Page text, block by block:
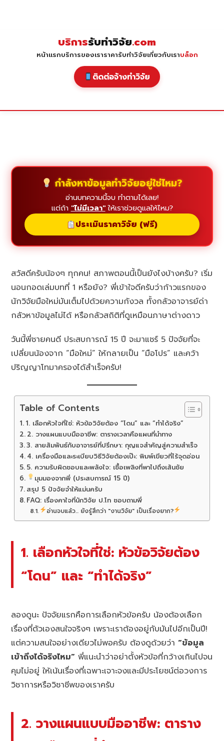
บริการรับทำวิจัย.com
หน้าแรกบริการของเราราคารับทำวิจัยเกี่ยวกับเราบล็อก
ติดต่อจ้างทำวิจัย
กำลังหาข้อมูลทำวิจัยอยู่ใช่ไหม?
อ่านบทความนี้จบ ทำตามได้เลย!
แต่ถ้า "ไม่มีเวลา"ให้เราช่วยดูแลให้ไหม?
ประเมินราคาวิจัย (ฟรี)
สวัสดีครับน้องๆ ทุกคน! สภาพตอนนี้เป็นยังไงบ้างครับ? เริ่ม
นอนกอดเล่มบทที่ 1 หรือยัง? พี่เข้าใจดีครับว่าก้าวแรกของ
นักวิจัยมือใหม่มันเต็มไปด้วยความกังวล ทั้งกลัวอาจารย์ด่า
กลัวหาข้อมูลไม่ได้ หรือกลัวสถิติที่ดูเหมือนภาษาต่างดาว
วันนี้พี่ชายคนดี ประสบการณ์ 15 ปี จะมาแชร์ 5 ปัจจัยที่จะ
เปลี่ยนน้องจาก “มือใหม่” ให้กลายเป็น “มือโปร” และคว้า
ปริญญาโทมาครองได้สำเร็จครับ!
Table of Contents
1. เลือกหัวใจที่ใช่: หัวข้อวิจัยต้อง “โดน” และ “ทำได้จริง”
2. วางแผนแบบมืออาชีพ: ตารางเวลาคือแผนที่นำทาง
3. สายสัมพันธ์กับอาจารย์ที่ปรึกษา: กุญแจสำคัญสู่ความสำเร็จ
4. เครื่องมือและระเบียบวิธีวิจัยต้องเป๊ะ: พิมพ์เขียวที่ไร้จุดอ่อน
5. ความรับผิดชอบและพลังใจ: เชื้อเพลิงที่พาไปถึงเส้นชัย
มุมมองจากพี่ (ประสบการณ์ 15 ปี)
สรุป 5 ปัจจัยจำให้แม่นครับ
FAQ: เรื่องคาใจที่นักวิจัย ป.โท ชอบถามพี่
อ่านจบแล้ว... ยังรู้สึกว่า "งานวิจัย" เป็นเรื่องยาก?
1. เลือกหัวใจที่ใช่: หัวข้อวิจัยต้อง
“โดน” และ “ทำได้จริง”
ลองดูนะ ปัจจัยแรกคือการเลือกหัวข้อครับ น้องต้องเลือก
เรื่องที่ตัวเองสนใจจริงๆ เพราะเราต้องอยู่กับมันไปอีกเป็นปี!
แต่ความสนใจอย่างเดียวไม่พอครับ ต้องดูด้วยว่า“ข้อมูล
เข้าถึงได้จริงไหม” พี่แนะนำว่าอย่าตั้งหัวข้อที่กว้างเกินไปจน
คุมไม่อยู่ ให้เน้นเรื่องที่เฉพาะเจาะจงและมีประโยชน์ต่อวงการ
วิชาการหรือวิชาชีพของเราครับ
2. วางแผนแบบมืออาชีพ: ตาราง